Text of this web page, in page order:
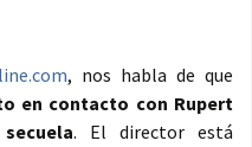
, nos habla de que
en contacto con Rupert
. El director está